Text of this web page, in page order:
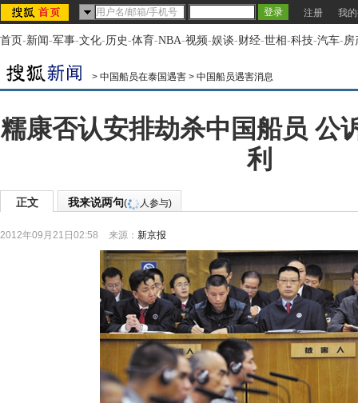
注册 我
首页-新闻-军事-文化-历史-体育-NBA-视频-娱谈-财经-世相-科技-汽车-房
> 中国船员在泰国遇害 > 中国船员遇害消息
糯康否认安排劫杀中国船员 公
利
正文 我来说两句( 人参与)
2012年09月21日02:58 来源： 新京报